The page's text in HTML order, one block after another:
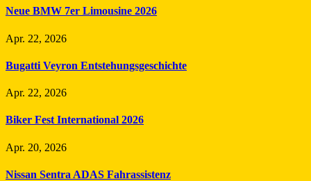
Neue BMW 7er Limousine 2026
Apr. 22, 2026
Bugatti Veyron Entstehungsgeschichte
Apr. 22, 2026
Biker Fest International 2026
Apr. 20, 2026
Nissan Sentra ADAS Fahrassistenz